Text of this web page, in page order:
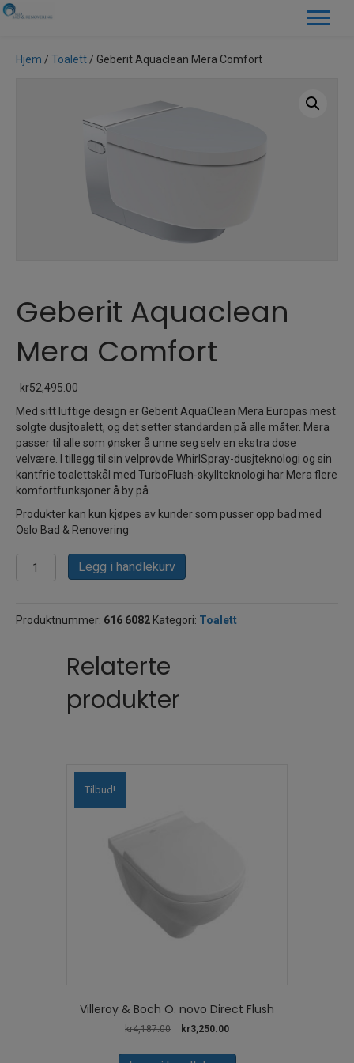
Hjem / Toalett/ Geberit Aquaclean Mera Comfort
Geberit Aquaclean
Mera Comfort
kr52,495.00
Med sitt luftige design er Geberit AquaClean Mera Europas mest
solgte dusjtoalett, og det setter standarden på alle måter. Mera
passer til alle som ønsker å unne seg selv en ekstra dose
velvære. I tillegg til sin velprøvde WhirlSpray-dusjteknologi og sin
kantfrie toalettskål med TurboFlush-skyllteknologi har Mera flere
komfortfunksjoner å by på.
Produkter kan kun kjøpes av kunder som pusser opp bad med
Oslo Bad & Renovering
Geberit
Aquaclean
antall
Legg i handlekurv
Produktnummer: 616 6082 Kategori: Toalett
Relaterte
produkter
Tilbud!
Villeroy & Boch O. novo Direct Flush
kr4,187.00
Opprinnelig
var:
kr3,250.00
er: